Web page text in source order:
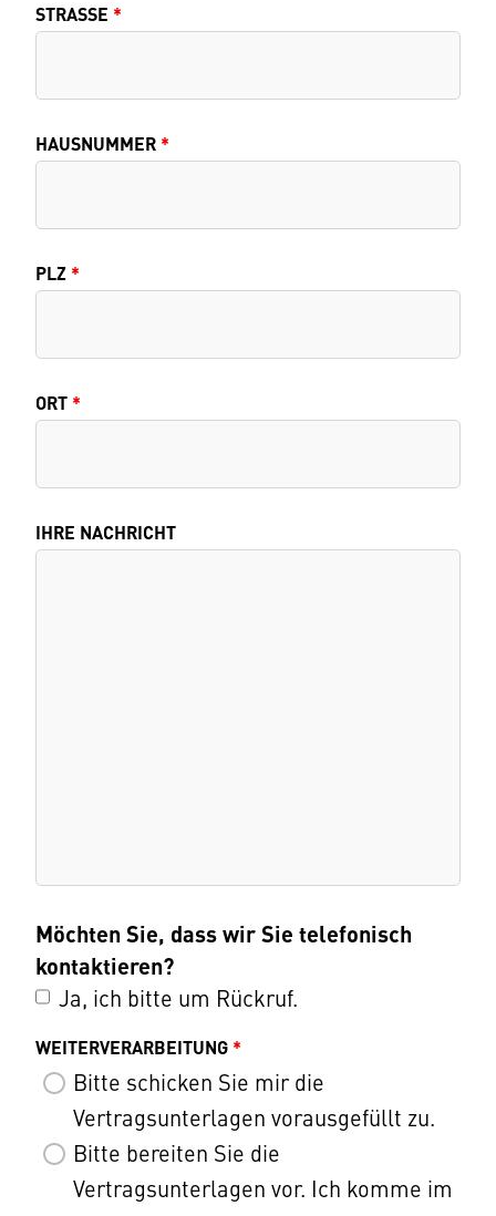
STRASSE *
HAUSNUMMER *
PLZ *
ORT *
IHRE NACHRICHT
Möchten Sie, dass wir Sie telefonisch
kontaktieren?
Ja, ich bitte um Rückruf.
WEITERVERARBEITUNG *
Bitte schicken Sie mir die
Vertragsunterlagen vorausgefüllt zu.
Bitte bereiten Sie die
Vertragsunterlagen vor. Ich komme im